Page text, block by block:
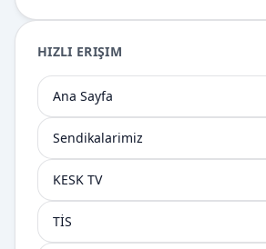
HIZLI ERIŞIM
Ana Sayfa
Sendikalarimiz
KESK TV
TİS